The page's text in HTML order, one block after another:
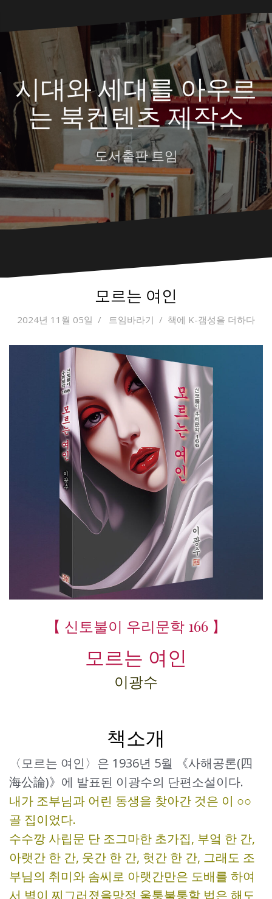
to
content
시대와 세대를 아우르
는 북컨텐츠 제작소
도서출판 트임
모르는 여인
2024년 11월 05일 트임바라기 책에 K-갬성을 더하다
【 신토불이 우리문학 166 】
모르는 여인
이광수
책소개
〈모르는 여인〉은 1936년 5월 《사해공론(四
海公論)》에 발표된 이광수의 단편소설이다.
내가 조부님과 어린 동생을 찾아간 것은 이 ○○
골 집이었다.
수수깡 사립문 단 조그마한 초가집, 부엌 한 간,
아랫간 한 간, 웃간 한 간, 헛간 한 간, 그래도 조
부님의 취미와 솜씨로 아랫간만은 도배를 하여
서 벽이 찌그러졌을망정 울퉁불퉁할 법은 해도